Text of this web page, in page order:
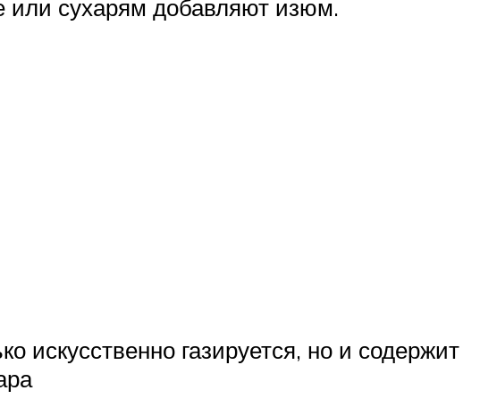
или сухарям добавляют изюм.
искусственно газируется, но и содержит